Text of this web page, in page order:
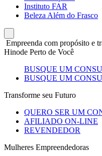
Instituto FAR
Beleza Além do Frasco
Empreenda com propósito e
Hinode Perto de Você
BUSQUE UM
BUSQUE UM
Transforme seu Futuro
QUERO SER UM
AFILIADO ON-LINE
REVENDEDOR
Mulheres Empreendedoras